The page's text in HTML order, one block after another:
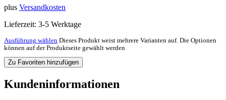
plus Versandkosten
Lieferzeit: 3-5 Werktage
Ausführung wählen Dieses Produkt weist mehrere Varianten auf. Die Optionen
können auf der Produktseite gewählt werden
Zu Favoriten hinzufügen
Kundeninformationen